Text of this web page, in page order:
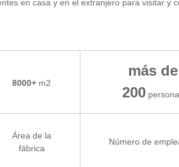
en casa y en el extranjero para visitar y
8000+ m2
más de
200
Área de la
fábrica
Número de